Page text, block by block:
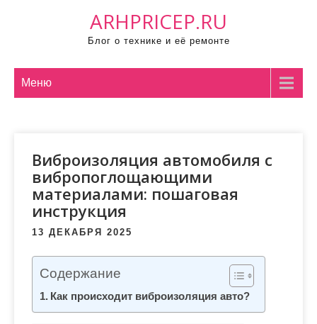
ARHPRICEP.RU
Блог о технике и её ремонте
Меню
Виброизоляция автомобиля с
вибропоглощающими
материалами: пошаговая
инструкция
13 ДЕКАБРЯ 2025
Содержание
Как происходит виброизоляция авто?